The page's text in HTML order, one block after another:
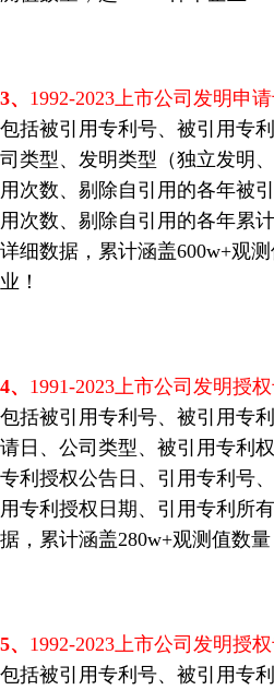
3、 1992-2023上市公司发明申
包括被引用专利号、被引用专
司类型、发明类型（独立发明
用次数、剔除自引用的各年被
用次数、剔除自引用的各年累
详细数据，累计涵盖600w+观
业！
4、 1991-2023上市公司发明授
包括被引用专利号、被引用专
请日、公司类型、被引用专利
专利授权公告日、引用专利号
用专利授权日期、引用专利所
据，累计涵盖280w+观测值数量
5、 1992-2023上市公司发明授
包括被引用专利号、被引用专